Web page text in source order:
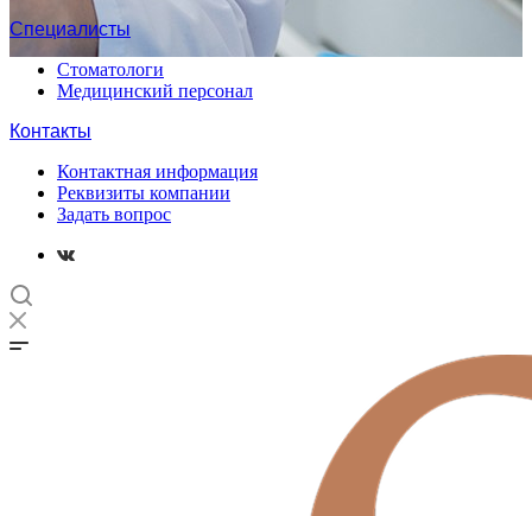
Специалисты
Стоматологи
Медицинский персонал
Контакты
Контактная информация
Реквизиты компании
Задать вопрос